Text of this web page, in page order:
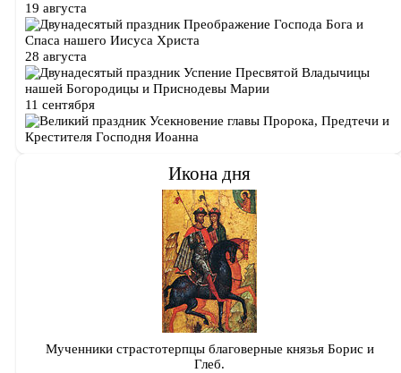
19 августа
Преображение Господа Бога и
Спаса нашего Иисуса Христа
28 августа
Успение Пресвятой Владычицы
нашей Богородицы и Приснодевы Марии
11 сентября
Усекновение главы Пророка, Предтечи и
Крестителя Господня Иоанна
Икона дня
Мученники страстотерпцы благоверные князья Борис и
Глеб.